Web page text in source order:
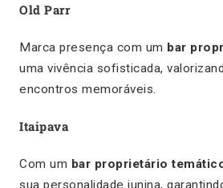
Old Parr
Marca presença com um bar
uma vivência sofisticada,
encontros memoráveis.
Itaipava
Com um bar proprietário
sua personalidade junina,